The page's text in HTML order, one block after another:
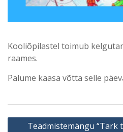
Kooliõpilastel toimub
raames.
Palume kaasa võtta selle
Navigeerimine
Teadmistemängu “Tark